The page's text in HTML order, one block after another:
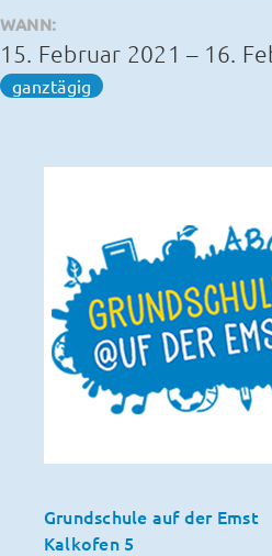
WANN:
15. Februar 2021 – 16.
ganztägig
Grundschule auf der Emst
Kalkofen 5